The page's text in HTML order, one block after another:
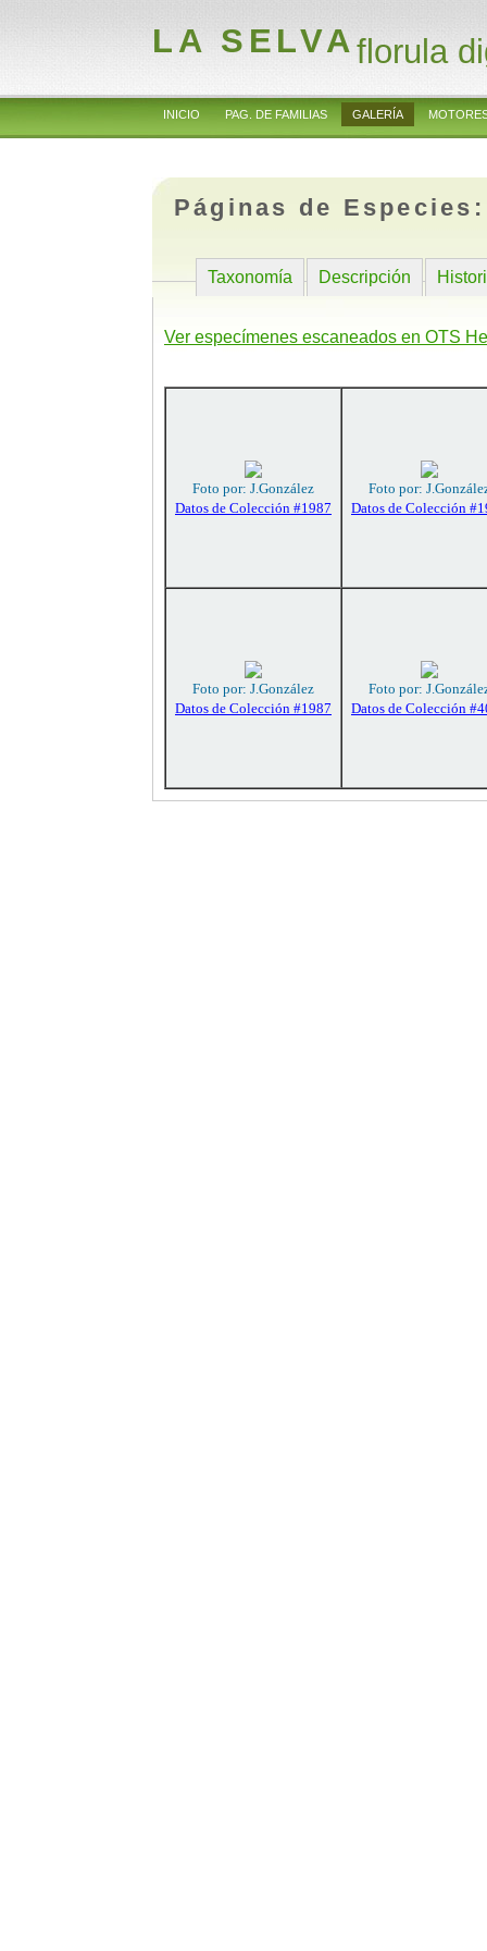
LA SELVAflorula
INICIO PAG. DE FAMILIAS GALERÍA
Páginas de
Taxonomía Descripción
Ver especímenes escaneados en OTS
Foto por: J.González
Datos de Colección #1987
Foto por:
Datos de Colección
Foto por: J.González
Datos de Colección #1987
Foto por:
Datos de Colección